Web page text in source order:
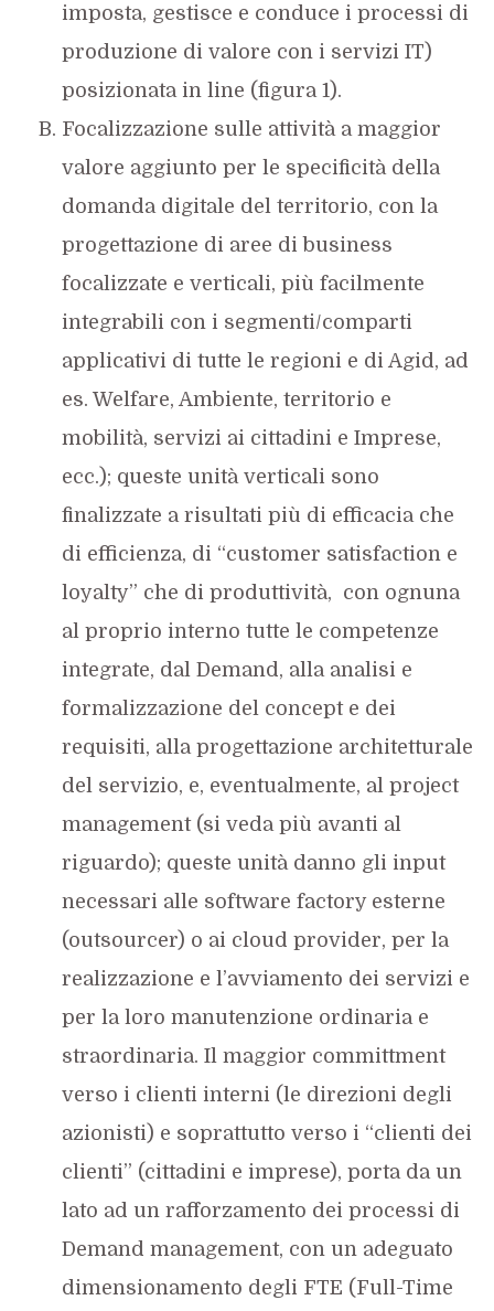
imposta, gestisce e conduce i processi di
produzione di valore con i servizi IT)
posizionata in line (figura 1).
Focalizzazione sulle attività a maggior
valore aggiunto per le specificità della
domanda digitale del territorio, con la
progettazione di aree di business
focalizzate e verticali, più facilmente
integrabili con i segmenti/comparti
applicativi di tutte le regioni e di Agid, ad
es. Welfare, Ambiente, territorio e
mobilità, servizi ai cittadini e Imprese,
ecc.); queste unità verticali sono
finalizzate a risultati più di efficacia che
di efficienza, di “customer satisfaction e
loyalty” che di produttività, con ognuna
al proprio interno tutte le competenze
integrate, dal Demand, alla analisi e
formalizzazione del concept e dei
requisiti, alla progettazione architetturale
del servizio, e, eventualmente, al project
management (si veda più avanti al
riguardo); queste unità danno gli input
necessari alle software factory esterne
(outsourcer) o ai cloud provider, per la
realizzazione e l’avviamento dei servizi e
per la loro manutenzione ordinaria e
straordinaria. Il maggior committment
verso i clienti interni (le direzioni degli
azionisti) e soprattutto verso i “clienti dei
clienti” (cittadini e imprese), porta da un
lato ad un rafforzamento dei processi di
Demand management, con un adeguato
dimensionamento degli FTE (Full-Time